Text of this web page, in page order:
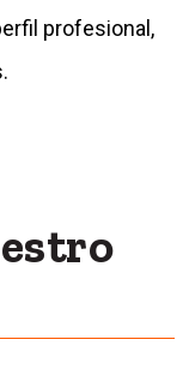
profesional,